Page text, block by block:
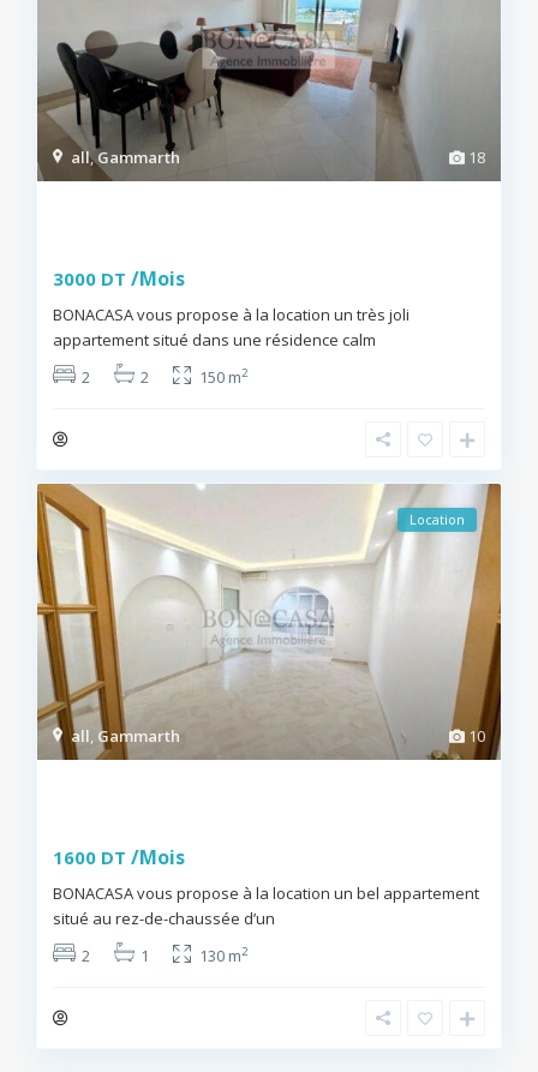
18
all,Gammarth
3000 DT /Mois
BONACASA vous propose à la location un très joli
appartement situé dans une résidence calm
2
2 150 m2
10
all, Gammarth
Location
1600 DT /Mois
BONACASA vous propose à la location un bel appartement
situé au rez-de-chaussée d’un
2
1 130 m2